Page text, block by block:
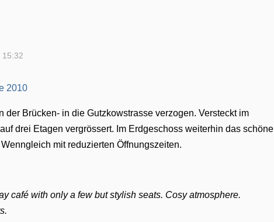
15:32
der Brücken- in die Gutzkowstrasse verzogen. Versteckt im
drei Etagen vergrössert. Im Erdgeschoss weiterhin das schöne
mit reduzierten Öffnungszeiten.
café with only a few but stylish seats. Cosy atmosphere.